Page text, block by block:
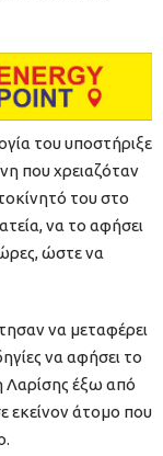
του υποστήριξε
που χρειαζόταν
του στο
να το αφήσει
ώστε να
να μεταφέρει
να αφήσει το
Λαρίσης έξω από
εκείνον άτομο που